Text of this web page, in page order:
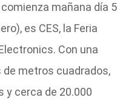
mañana día 5
es CES, la Feria
Con una
de metros cuadrados,
y cerca de 20.000